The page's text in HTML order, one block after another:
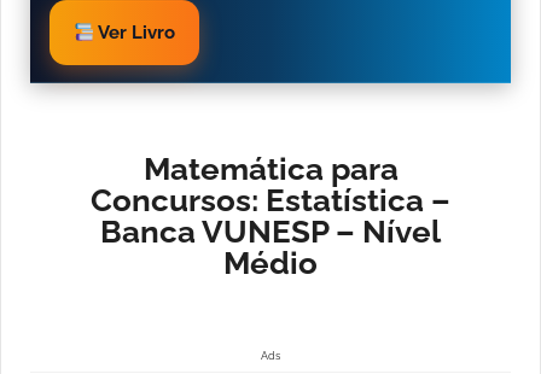
Ver Livro
Matemática para
Concursos: Estatística –
Banca VUNESP – Nível
Médio
Ads